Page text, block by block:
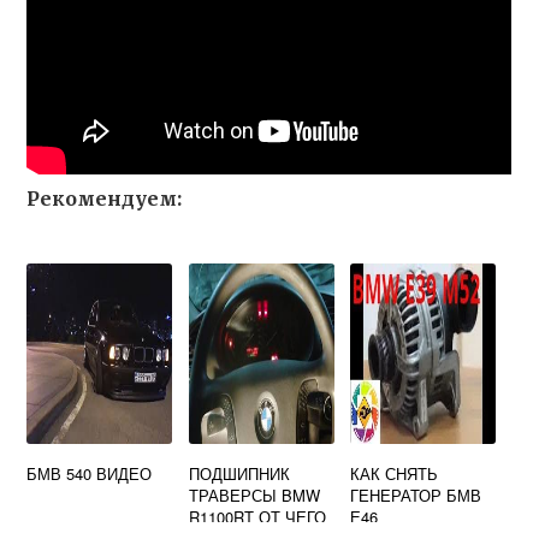
Рекомендуем:
БМВ 540 ВИДЕО
ПОДШИПНИК
ТРАВЕРСЫ BMW
R1100RT ОТ ЧЕГО
КАК СНЯТЬ
ГЕНЕРАТОР БМВ
Е46